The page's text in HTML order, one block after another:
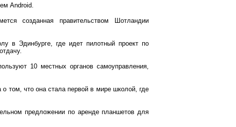
Android.
созданная правительством Шотландии
в Эдинбурге, где идет пилотный проект по
10 местных органов самоуправления,
том, что она стала первой в мире школой, где
предложении по аренде планшетов для